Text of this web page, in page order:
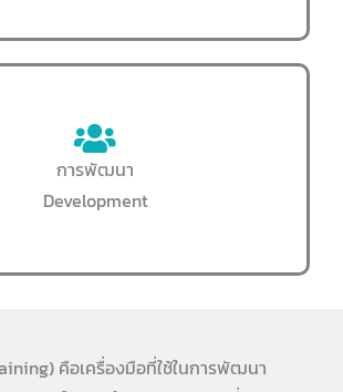
การพัฒนา
Development
คือเครื่องมือที่ใช้ในการพัฒนา